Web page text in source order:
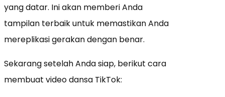
yang datar. Ini akan memberi Anda
tampilan terbaik untuk memastikan Anda
mereplikasi gerakan dengan benar.
Sekarang setelah Anda siap, berikut cara
membuat video dansa TikTok: